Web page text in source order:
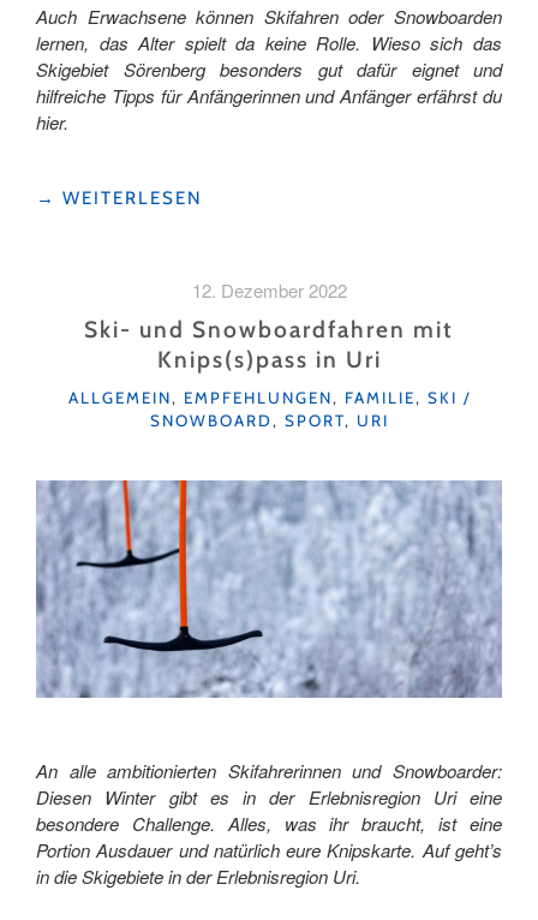
Auch Erwachsene können Skifahren oder Snowboarden
lernen, das Alter spielt da keine Rolle. Wieso sich das
Skigebiet Sörenberg besonders gut dafür eignet und
hilfreiche Tipps für Anfängerinnen und Anfänger erfährst du
hier.
"TIPPS
SKIANFÄNGER
SÖRENBERG"
→ WEITERLESEN
12. Dezember 2022
Ski- und Snowboardfahren mit
Knips(s)pass in Uri
KATEGORIEN
ALLGEMEIN, EMPFEHLUNGEN, FAMILIE, SKI /
SNOWBOARD, SPORT, URI
An alle ambitionierten Skifahrerinnen und Snowboarder:
Diesen Winter gibt es in der Erlebnisregion Uri eine
besondere Challenge. Alles, was ihr braucht, ist eine
Portion Ausdauer und natürlich eure Knipskarte. Auf geht’s
in die Skigebiete in der Erlebnisregion Uri.